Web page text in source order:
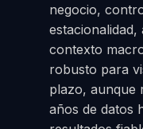
negocio,
contexto
robusto para
plazo, aunque
años de datos